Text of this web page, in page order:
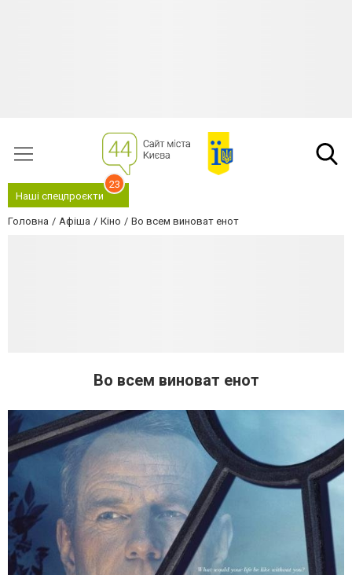
Наші спецпроєкти
23
Головна Афіша Кіно Во всем виноват енот
Во всем виноват енот